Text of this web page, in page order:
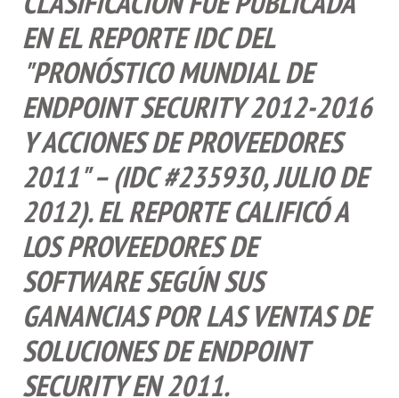
EN EL REPORTE IDC DEL
"PRONÓSTICO MUNDIAL DE
ENDPOINT SECURITY 2012-2016
Y ACCIONES DE PROVEEDORES
2011" – (IDC #235930, JULIO DE
2012). EL REPORTE CALIFICÓ A
LOS PROVEEDORES DE
SOFTWARE SEGÚN SUS
GANANCIAS POR LAS VENTAS DE
SOLUCIONES DE ENDPOINT
SECURITY EN 2011.